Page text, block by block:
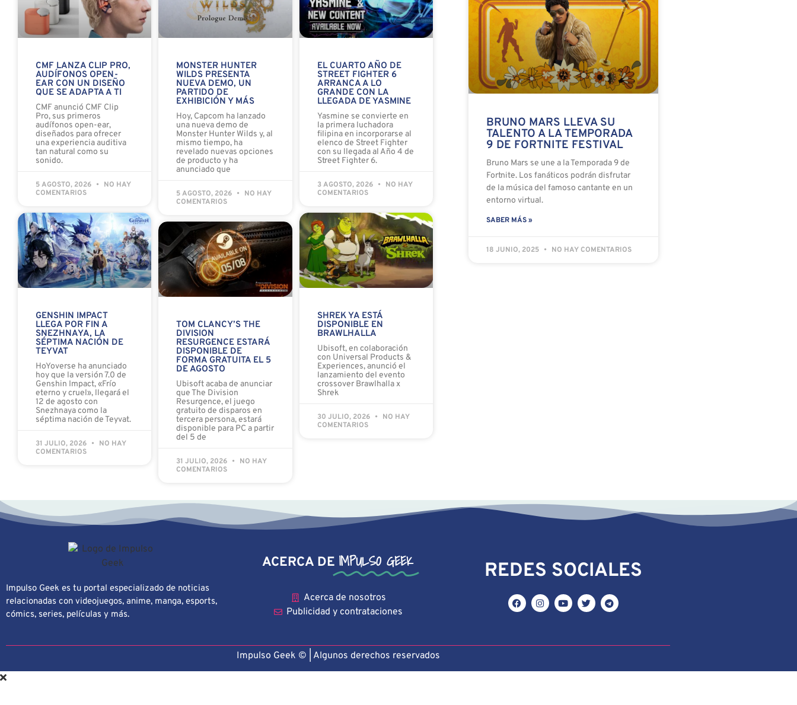
CMF LANZA CLIP PRO,
AUDÍFONOS OPEN-
EAR CON UN DISEÑO
QUE SE ADAPTA A TI
CMF anunció CMF Clip
Pro, sus primeros
audífonos open-ear,
diseñados para ofrecer
una experiencia auditiva
tan natural como su
sonido.
5 AGOSTO, 2026
NO HAY
COMENTARIOS
MONSTER HUNTER
WILDS PRESENTA
NUEVA DEMO, UN
PARTIDO DE
EXHIBICIÓN Y MÁS
Hoy, Capcom ha lanzado
una nueva demo de
Monster Hunter Wilds y, al
mismo tiempo, ha
revelado nuevas opciones
de producto y ha
anunciado que
5 AGOSTO, 2026
NO HAY
COMENTARIOS
EL CUARTO AÑO DE
STREET FIGHTER 6
ARRANCA A LO
GRANDE CON LA
LLEGADA DE YASMINE
Yasmine se convierte en
la primera luchadora
filipina en incorporarse al
elenco de Street Fighter
con su llegada al Año 4 de
Street Fighter 6.
3 AGOSTO, 2026
NO HAY
COMENTARIOS
GENSHIN IMPACT
LLEGA POR FIN A
SNEZHNAYA, LA
SÉPTIMA NACIÓN DE
TEYVAT
HoYoverse ha anunciado
hoy que la versión 7.0 de
Genshin Impact, «Frío
eterno y cruel», llegará el
12 de agosto con
Snezhnaya como la
séptima nación de Teyvat.
31 JULIO, 2026
NO HAY
COMENTARIOS
TOM CLANCY’S THE
DIVISION
RESURGENCE ESTARÁ
DISPONIBLE DE
FORMA GRATUITA EL 5
DE AGOSTO
Ubisoft acaba de anunciar
que The Division
Resurgence, el juego
gratuito de disparos en
tercera persona, estará
disponible para PC a partir
del 5 de
31 JULIO, 2026
NO HAY
COMENTARIOS
SHREK YA ESTÁ
DISPONIBLE EN
BRAWLHALLA
Ubisoft, en colaboración
con Universal Products &
Experiences, anunció el
lanzamiento del evento
crossover Brawlhalla x
Shrek
30 JULIO, 2026
NO HAY
COMENTARIOS
BRUNO MARS LLEVA SU
TALENTO A LA TEMPORADA
9 DE FORTNITE FESTIVAL
Bruno Mars se une a la Temporada 9 de
Fortnite. Los fanáticos podrán disfrutar
de la música del famoso cantante en un
entorno virtual.
SABER MÁS »
18 JUNIO, 2025 NO HAY COMENTARIOS
Impulso Geek es tu portal especializado de noticias
relacionadas con videojuegos, anime, manga, esports,
cómics, series, películas y más.
ACERCA DE IMPULSO GEEK
Acerca de nosotros
Publicidad y contrataciones
REDES SOCIALES
Impulso Geek © | Algunos derechos reservados